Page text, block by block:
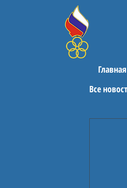
Главная
Все